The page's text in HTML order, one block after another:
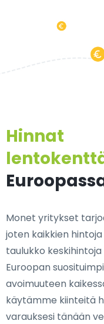
Hinnat
Monet yritykset
joten kaikkien
taulukko
Euroopan
avoimuuteen
käytämme kiinteitä
varauksesi tänään